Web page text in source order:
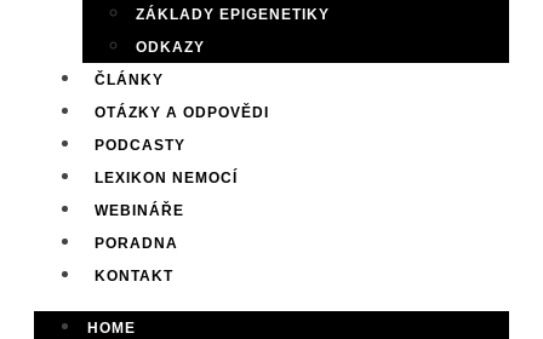
ZÁKLADY EPIGENETIKY
ODKAZY
ČLÁNKY
OTÁZKY A ODPOVĚDI
PODCASTY
LEXIKON NEMOCÍ
WEBINÁŘE
PORADNA
KONTAKT
HOME